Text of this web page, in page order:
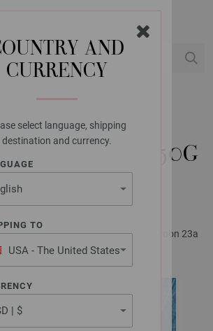
AND
CURRENCY
select language, shipping
destination and currency.
TO
USA - The United States
FILATI STUDIO
MEILENWEIT 50G
(DE) + Beschrijvingen (NL) | Patroon 23a